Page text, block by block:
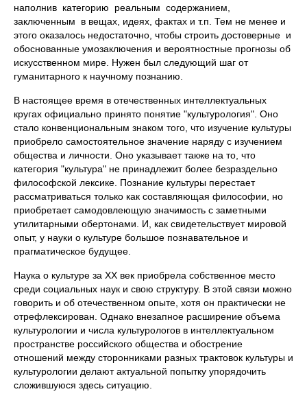
наполнив категорию реальным содержанием,
заключенным в вещах, идеях, фактах и т.п. Тем не менее и
этого оказалось недостаточно, чтобы строить достоверные и
обоснованные умозаключения и вероятностные прогнозы об
искусственном мире. Нужен был следующий шаг от
гуманитарного к научному познанию.
В настоящее время в отечественных интеллектуальных
кругах официально принято понятие "культурология". Оно
стало конвенциональным знаком того, что изучение культуры
приобрело самостоятельное значение наряду с изучением
общества и личности. Оно указывает также на то, что
категория "культура" не принадлежит более безраздельно
философской лексике. Познание культуры перестает
рассматриваться только как составляющая философии, но
приобретает самодовлеющую значимость с заметными
утилитарными обертонами. И, как свидетельствует мировой
опыт, у науки о культуре большое познавательное и
прагматическое будущее.
Наука о культуре за XX век приобрела собственное место
среди социальных наук и свою структуру. В этой связи можно
говорить и об отечественном опыте, хотя он практически не
отрефлексирован. Однако внезапное расширение объема
культурологии и числа культурологов в интеллектуальном
пространстве российского общества и обострение
отношений между сторонниками разных трактовок культуры и
культурологии делают актуальной попытку упорядочить
сложившуюся здесь ситуацию.